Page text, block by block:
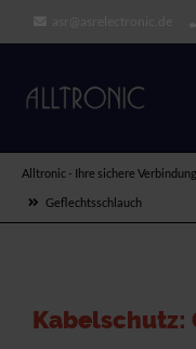
Alltronic - Ihre sichere Verbindung
Geflechtsschlauch
Kabelschutz: